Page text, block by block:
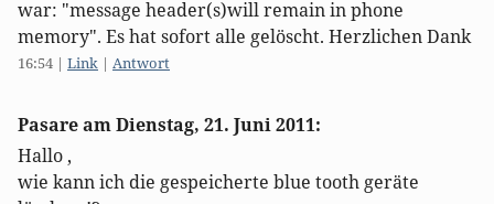
war: "message header(s)will remain in phone
memory". Es hat sofort alle gelöscht. Herzlichen Dank
16:54 | Link | Antwort
Pasare amDienstag, 21. Juni 2011:
Hallo ,
wie kann ich die gespeicherte blue tooth geräte